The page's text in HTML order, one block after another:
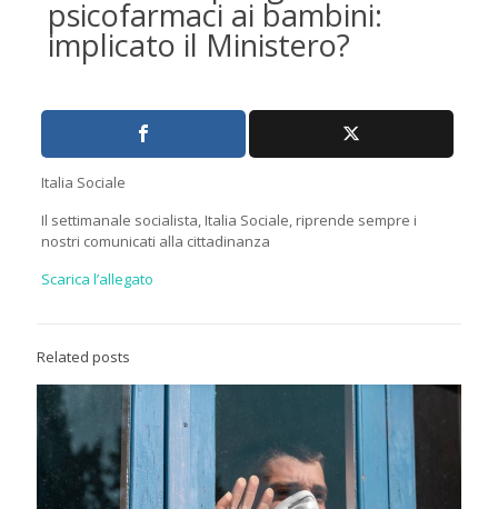
psicofarmaci ai bambini:
implicato il Ministero?
Italia Sociale
Il settimanale socialista, Italia Sociale, riprende sempre i
nostri comunicati alla cittadinanza
Scarica l’allegato
Related posts